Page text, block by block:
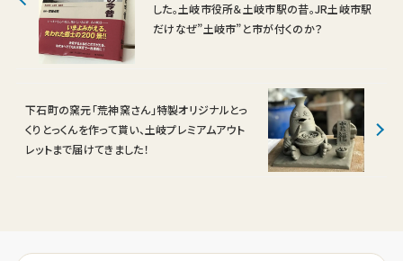
した。土岐市役所＆土岐市駅の昔。JR土岐市駅
だけなぜ”土岐市”と市が付くのか？
下石町の窯元「荒神窯さん」特製オリジナルとっ
くりとっくんを作って貰い、土岐プレミアムアウト
レットまで届けてきました！